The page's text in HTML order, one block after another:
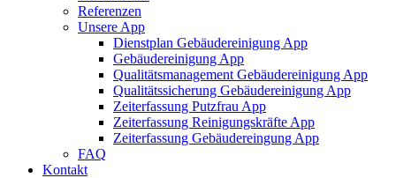
Referenzen
Unsere App
Dienstplan Gebäudereinigung App
Gebäudereinigung App
Qualitätsmanagement Gebäudereinigung App
Qualitätssicherung Gebäudereinigung App
Zeiterfassung Putzfrau App
Zeiterfassung Reinigungskräfte App
Zeiterfassung Gebäudereingung App
FAQ
Kontakt